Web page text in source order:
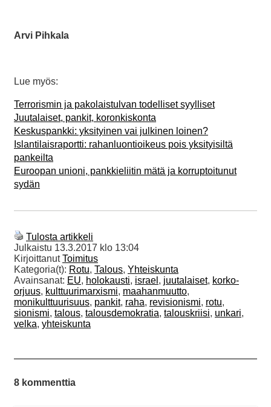
Arvi Pihkala
Lue myös:
Terrorismin ja pakolaistulvan todelliset syylliset
Juutalaiset, pankit, koronkiskonta
Keskuspankki: yksityinen vai julkinen loinen?
Islantilaisraportti: rahanluontioikeus pois yksityisiltä
pankeilta
Euroopan unioni, pankkieliitin mätä ja korruptoitunut
sydän
Tulosta artikkeli
Julkaistu 13.3.2017 klo 13:04
KirjoittanutToimitus
Kategoria(t): Rotu, Talous, Yhteiskunta
Avainsanat: EU, holokausti, israel , juutalaiset, korko-
orjuus, kulttuurimarxismi, maahanmuutto,
monikulttuurisuus, pankit, raha, revisionismi, rotu,
sionismi, talous, talousdemokratia, talouskriisi, unkari,
velka, yhteiskunta
8 kommenttia